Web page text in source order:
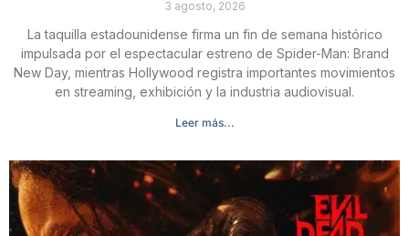
3 agosto, 2026
La taquilla estadounidense firma un fin de semana histórico
impulsada por el espectacular estreno de Spider-Man: Brand
New Day, mientras Hollywood registra importantes movimientos
en streaming, exhibición y la industria audiovisual.
Leer más...